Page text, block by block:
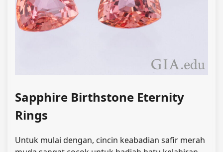
Sapphire Birthstone Eternity
Rings
Untuk mulai dengan, cincin keabadian safir merah